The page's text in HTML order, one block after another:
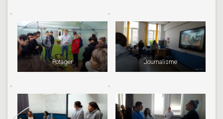
Potager Journalisme